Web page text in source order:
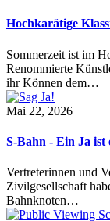
Hochkarätige
Sommerzeit ist im
Renommierte
ihr Können dem…
Mai 22, 2026
S-Bahn - Ein Ja
Vertreterinnen und
Zivilgesellschaft
Bahnknoten…